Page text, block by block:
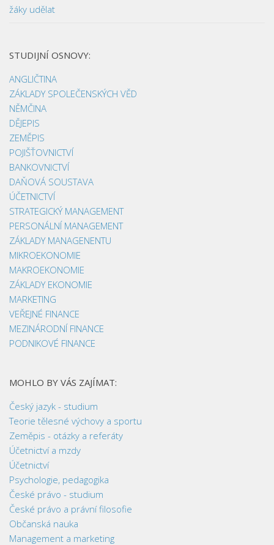
žáky udělat
STUDIJNÍ OSNOVY:
ANGLIČTINA
ZÁKLADY SPOLEČENSKÝCH VĚD
NĚMČINA
DĚJEPIS
ZEMĚPIS
POJIŠŤOVNICTVÍ
BANKOVNICTVÍ
DAŇOVÁ SOUSTAVA
ÚČETNICTVÍ
STRATEGICKÝ MANAGEMENT
PERSONÁLNÍ MANAGEMENT
ZÁKLADY MANAGENENTU
MIKROEKONOMIE
MAKROEKONOMIE
ZÁKLADY EKONOMIE
MARKETING
VEŘEJNÉ FINANCE
MEZINÁRODNÍ FINANCE
PODNIKOVÉ FINANCE
MOHLO BY VÁS ZAJÍMAT:
Český jazyk - studium
Teorie tělesné výchovy a sportu
Zeměpis - otázky a referáty
Účetnictví a mzdy
Účetnictví
Psychologie, pedagogika
České právo - studium
České právo a právní filosofie
Občanská nauka
Management a marketing